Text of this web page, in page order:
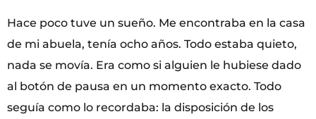
Hace poco tuve un sueño. Me encontraba en la casa
de mi abuela, tenía ocho años. Todo estaba quieto,
nada se movía. Era como si alguien le hubiese dado
al botón de pausa en un momento exacto. Todo
seguía como lo recordaba: la disposición de los